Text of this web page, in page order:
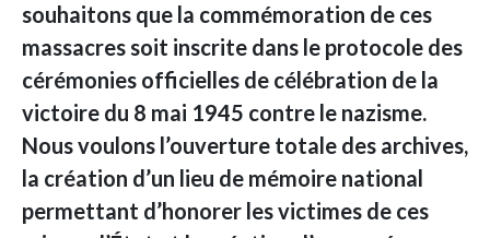
souhaitons que la commémoration de ces
massacres soit inscrite dans le protocole des
cérémonies officielles de célébration de la
victoire du 8 mai 1945 contre le nazisme.
Nous voulons l’ouverture totale des archives,
la création d’un lieu de mémoire national
permettant d’honorer les victimes de ces